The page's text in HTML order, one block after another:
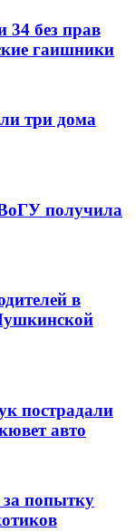
34 без прав
гаишники
три дома
получила
в
пострадали
авто
попытку